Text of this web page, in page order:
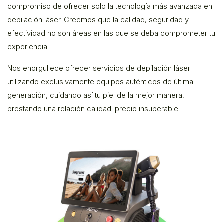
compromiso de ofrecer solo la tecnología más avanzada en
depilación láser. Creemos que la calidad, seguridad y
efectividad no son áreas en las que se deba comprometer tu
experiencia.
Nos enorgullece ofrecer servicios de depilación láser
utilizando exclusivamente equipos auténticos de última
generación, cuidando así tu piel de la mejor manera,
prestando una relación calidad-precio insuperable